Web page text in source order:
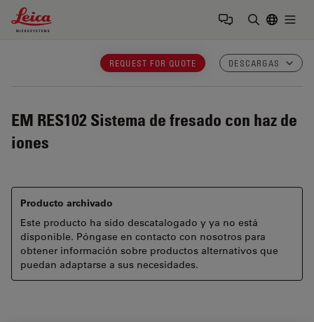
Leica Microsystems Logo
REQUEST FOR QUOTE DESCARGAS
EM RES102 Sistema de fresado con haz de
iones
Producto archivado
Este producto ha sido descatalogado y ya no está
disponible. Póngase en contacto con nosotros para
obtener información sobre productos alternativos que
puedan adaptarse a sus necesidades.